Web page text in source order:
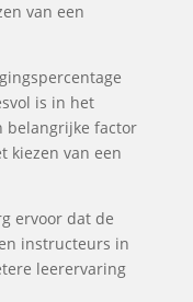
van een
is in het
belangrijke factor
kiezen van een
ervoor dat de
instructeurs in
leerervaring